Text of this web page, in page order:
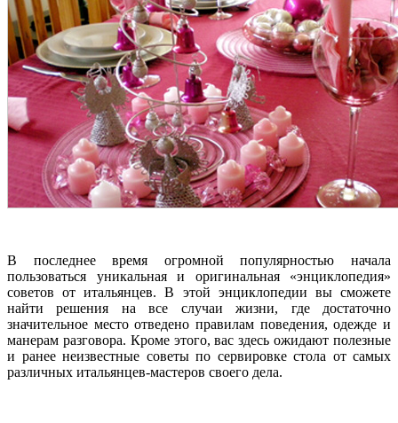
В последнее время огромной популярностью начала
пользоваться уникальная и оригинальная «энциклопедия»
советов от итальянцев. В этой энциклопедии вы сможете
найти решения на все случаи жизни, где достаточно
значительное место отведено правилам поведения, одежде и
манерам разговора. Кроме этого, вас здесь ожидают полезные
и ранее неизвестные советы по сервировке стола от самых
различных итальянцев-мастеров своего дела.